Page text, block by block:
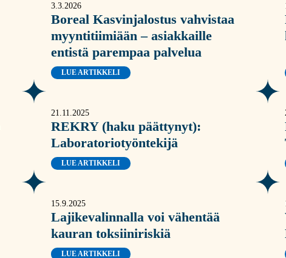
3.3.2026
Boreal Kasvinjalostus vahvistaa
myyntitiimiään – asiakkaille
entistä parempaa palvelua
LUE ARTIKKELI
21.11.2025
REKRY (haku päättynyt):
Laboratoriotyöntekijä
LUE ARTIKKELI
15.9.2025
Lajikevalinnalla voi vähentää
kauran toksiiniriskiä
LUE ARTIKKELI